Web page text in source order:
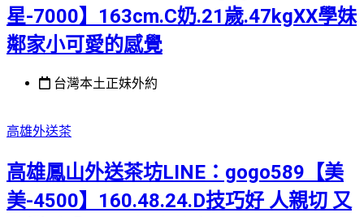
星-7000】163cm.C奶.21歲.47kgXX學妹
鄰家小可愛的感覺
台灣本土正妹外約
高雄外送茶
高雄鳳山外送茶坊LINE：gogo589【美
美-4500】160.48.24.D技巧好 人親切 又